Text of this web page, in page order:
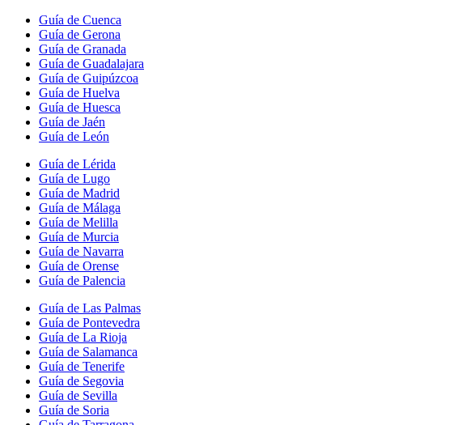
Guía de Cuenca
Guía de Gerona
Guía de Granada
Guía de Guadalajara
Guía de Guipúzcoa
Guía de Huelva
Guía de Huesca
Guía de Jaén
Guía de León
Guía de Lérida
Guía de Lugo
Guía de Madrid
Guía de Málaga
Guía de Melilla
Guía de Murcia
Guía de Navarra
Guía de Orense
Guía de Palencia
Guía de Las Palmas
Guía de Pontevedra
Guía de La Rioja
Guía de Salamanca
Guía de Tenerife
Guía de Segovia
Guía de Sevilla
Guía de Soria